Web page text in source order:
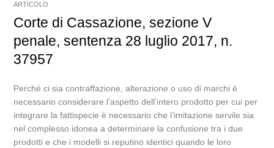
ARTICOLO
Corte di Cassazione, sezione V
penale, sentenza 28 luglio 2017, n.
37957
Perché ci sia contraffazione, alterazione o uso di marchi è
necessario considerare l’aspetto dell’intero prodotto per cui per
integrare la fattispecie è necessario che l’imitazione servile sia
nel complesso idonea a determinare la confusione tra i due
prodotti e che i modelli si reputino identici quando le loro